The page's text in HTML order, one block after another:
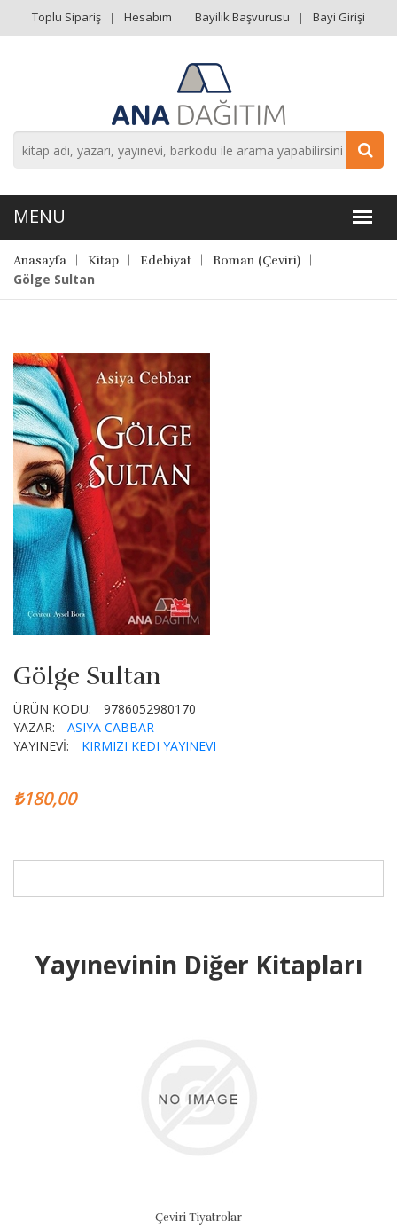
Toplu Sipariş Hesabım Bayilik Başvurusu Bayi Girişi
Anasayfa Kitap Edebiyat Roman (Çeviri)
Gölge Sultan
Gölge Sultan
ÜRÜN KODU:
9786052980170
YAZAR:
ASIYA CABBAR
YAYINEVİ:
KIRMIZI KEDI YAYINEVI
₺180,00
Yayınevinin Diğer Kitapları
Çeviri Tiyatrolar